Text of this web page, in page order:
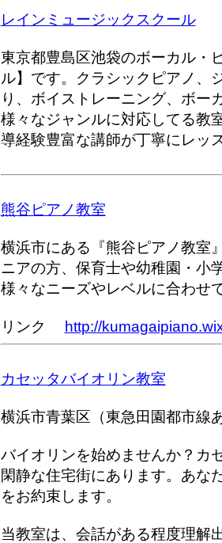
レインミュージックスクール
東京都豊島区池袋のボーカル・
ル】です。クラシックピアノ、
り、ボイストレーニング、ボー
様々なジャンルに対応してる教
導経験豊富な講師が丁寧にレッ
熊谷ピアノ教室
横浜市にある『熊谷ピアノ教室
ニアの方、保育士や幼稚園・小
様々なニーズやレベルに合わせ
リンク http://
カセッタバイオリン教室
横浜市青葉区（東急田園都市線
バイオリンを始めませんか？カ
閑静な住宅街にあります。あな
をお約束します。
当教室は、会話がある程度理解